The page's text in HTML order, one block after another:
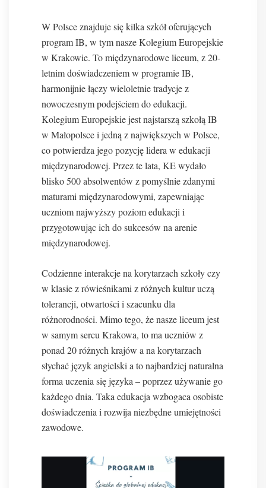
W Polsce znajduje się kilka szkół oferujących
program IB, w tym nasze Kolegium Europejskie
w Krakowie. To międzynarodowe liceum, z 20-
letnim doświadczeniem w programie IB,
harmonijnie łączy wieloletnie tradycje z
nowoczesnym podejściem do edukacji.
Kolegium Europejskie jest najstarszą szkołą IB
w Małopolsce i jedną z największych w Polsce,
co potwierdza jego pozycję lidera w edukacji
międzynarodowej. Przez te lata, KE wydało
blisko 500 absolwentów z pomyślnie zdanymi
maturami międzynarodowymi, zapewniając
uczniom najwyższy poziom edukacji i
przygotowując ich do sukcesów na arenie
międzynarodowej.
Codzienne interakcje na korytarzach szkoły czy
w klasie z rówieśnikami z różnych kultur uczą
tolerancji, otwartości i szacunku dla
różnorodności. Mimo tego, że nasze liceum jest
w samym sercu Krakowa, to ma uczniów z
ponad 20 różnych krajów a na korytarzach
słychać język angielski a to najbardziej naturalna
forma uczenia się języka – poprzez używanie go
każdego dnia. Taka edukacja wzbogaca osobiste
doświadczenia i rozwija niezbędne umiejętności
zawodowe.